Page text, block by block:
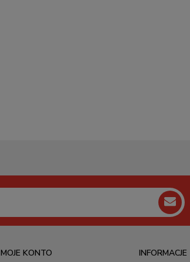
MOJE KONTO INFORMACJE